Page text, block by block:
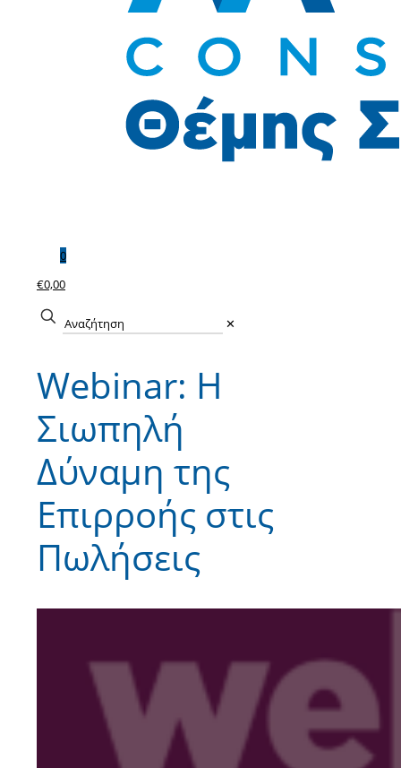
0
€0,00
✕
Webinar: Η
Σιωπηλή
Δύναμη της
Επιρροής στις
Πωλήσεις